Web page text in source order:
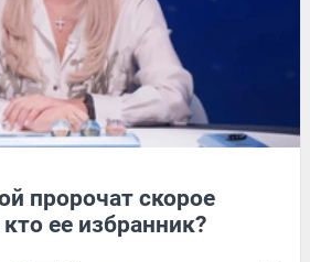
пророчат скорое
ее избранник?